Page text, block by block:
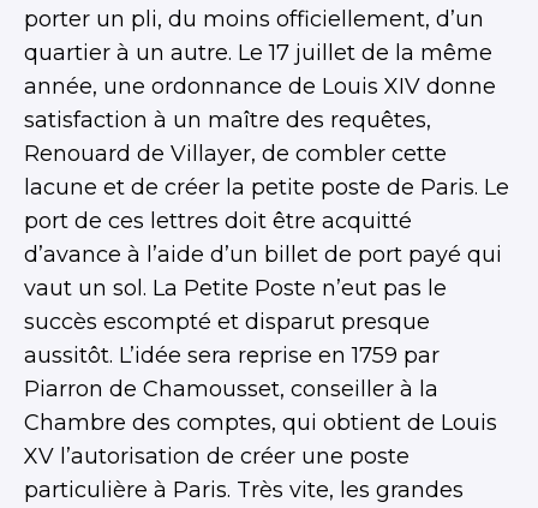
porter un pli, du moins officiellement, d’un
quartier à un autre. Le 17 juillet de la même
année, une ordonnance de Louis XIV donne
satisfaction à un maître des requêtes,
Renouard de Villayer, de combler cette
lacune et de créer la petite poste de Paris. Le
port de ces lettres doit être acquitté
d’avance à l’aide d’un billet de port payé qui
vaut un sol. La Petite Poste n’eut pas le
succès escompté et disparut presque
aussitôt. L’idée sera reprise en 1759 par
Piarron de Chamousset, conseiller à la
Chambre des comptes, qui obtient de Louis
XV l’autorisation de créer une poste
particulière à Paris. Très vite, les grandes